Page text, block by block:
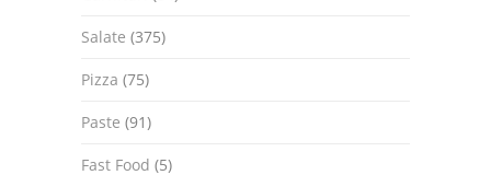
Salate (375)
Pizza (75)
Paste (91)
Fast Food (5)